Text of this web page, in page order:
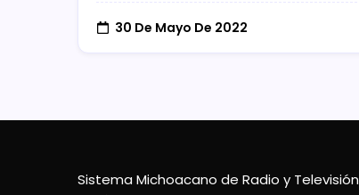
30 De Mayo De 2022
Sistema Michoacano de Radio y Televisión